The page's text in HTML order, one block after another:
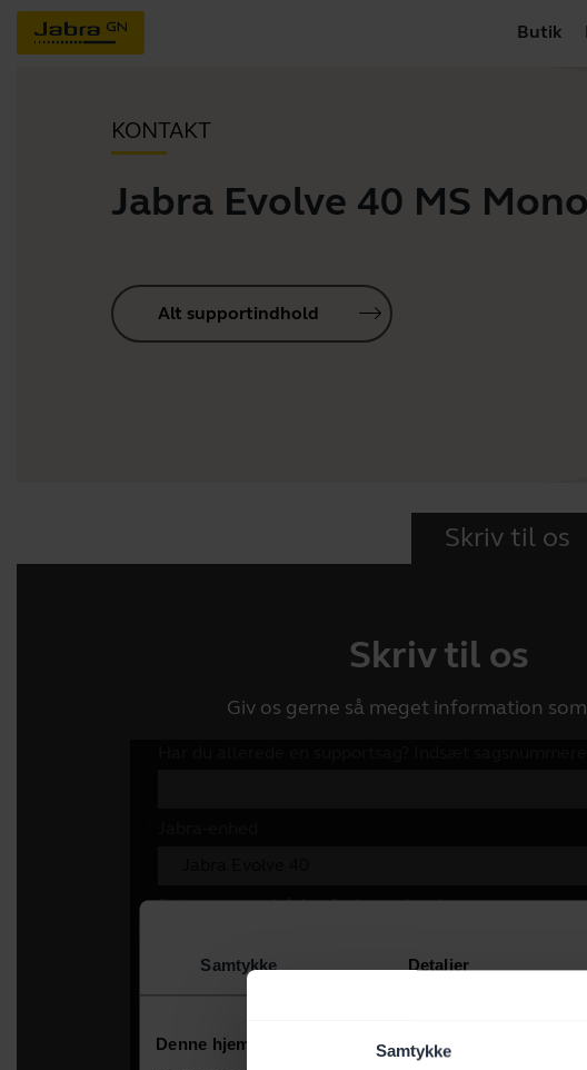
Samtykke
Butik
KONTAKT
Jabra Evolve 40 MS Mono
Alt supportindhold
Skriv til os
Skriv til os
Giv os gerne så meget information